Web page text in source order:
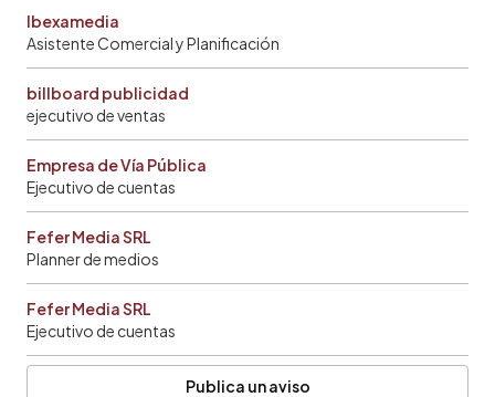
Ibexamedia
Asistente Comercial y Planificación
billboard publicidad
ejecutivo de ventas
Empresa de Vía Pública
Ejecutivo de cuentas
Fefer Media SRL
Planner de medios
Fefer Media SRL
Ejecutivo de cuentas
Publica un aviso